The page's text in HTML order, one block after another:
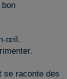
œil.
se raconte des